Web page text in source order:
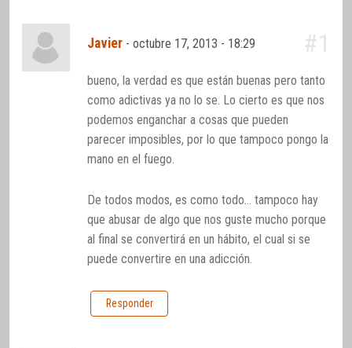
Javier -octubre 17, 2013 - 18:29 #1
bueno, la verdad es que están buenas pero tanto
como adictivas ya no lo se. Lo cierto es que nos
podemos enganchar a cosas que pueden
parecer imposibles, por lo que tampoco pongo la
mano en el fuego.
De todos modos, es como todo… tampoco hay
que abusar de algo que nos guste mucho porque
al final se convertirá en un hábito, el cual si se
puede convertire en una adicción.
Responder